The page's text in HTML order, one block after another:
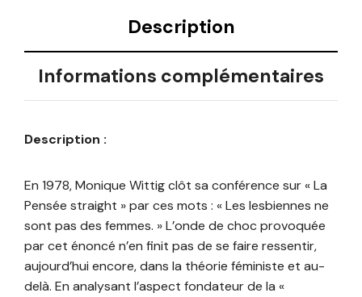
Description
Informations complémentaires
Description :
En 1978, Monique Wittig clôt sa conférence sur « La
Pensée straight » par ces mots : « Les lesbiennes ne
sont pas des femmes. » L’onde de choc provoquée
par cet énoncé n’en finit pas de se faire ressentir,
aujourd’hui encore, dans la théorie féministe et au-
delà. En analysant l’aspect fondateur de la «